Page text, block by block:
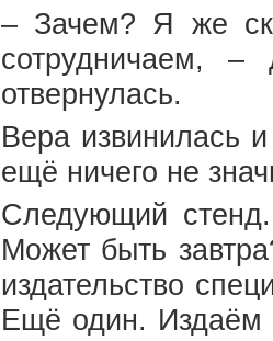
– Зачем? Я же
сотрудничаем,
отвернулась.
Вера извинилась
ещё ничего не
Следующий
Может быть
издательство
Ещё один. Издаём